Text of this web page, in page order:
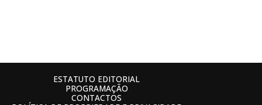
ESTATUTO EDITORIAL
PROGRAMAÇÃO
CONTACTOS